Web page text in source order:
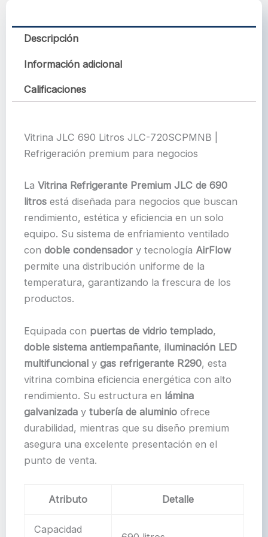
Descripción
Información adicional
Calificaciones
Vitrina JLC 690 Litros JLC-720SCPMNB |
Refrigeración premium para negocios
La Vitrina Refrigerante Premium JLC de 690
litros está diseñada para negocios que buscan
rendimiento, estética y eficiencia en un solo
equipo. Su sistema de enfriamiento ventilado
con doble condensador y tecnología AirFlow
permite una distribución uniforme de la
temperatura, garantizando la frescura de los
productos.
Equipada con puertas de vidrio templado,
doble sistema antiempañante, iluminación LED
multifuncional y gas refrigerante R290, esta
vitrina combina eficiencia energética con alto
rendimiento. Su estructura en lámina
galvanizada y tubería de aluminio ofrece
durabilidad, mientras que su diseño premium
asegura una excelente presentación en el
punto de venta.
Atributo Detalle
Capacidad